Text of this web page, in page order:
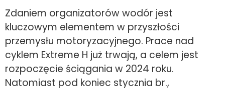
Zdaniem organizatorów wodór jest
kluczowym elementem w przyszłości
przemysłu motoryzacyjnego. Prace nad
cyklem Extreme H już trwają, a celem jest
rozpoczęcie ściągania w 2024 roku.
Natomiast pod koniec stycznia br.,